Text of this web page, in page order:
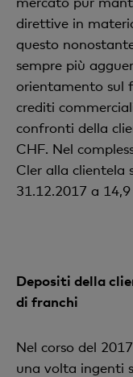
direttive in
questo
sempre più
orientamento sul
crediti
confronti della
CHF. Nel
Cler alla clientela
31.12.2017 a
Depositi della
di franchi
Nel corso del
una volta ingenti